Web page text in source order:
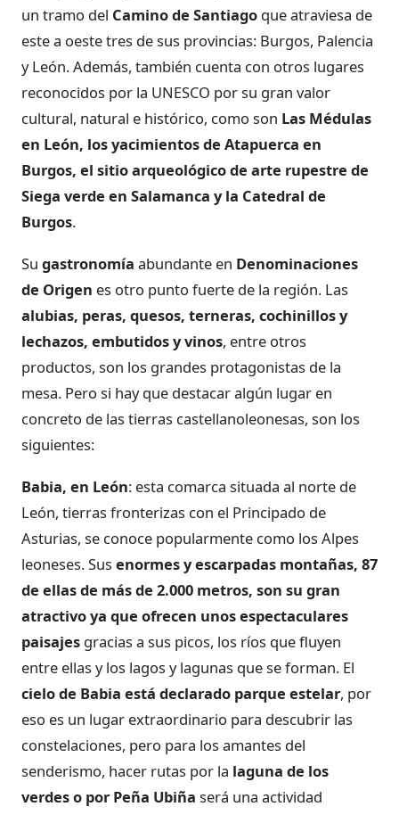
un tramo del Camino de Santiago que atraviesa de
este a oeste tres de sus provincias: Burgos, Palencia
y León. Además, también cuenta con otros lugares
reconocidos por la UNESCO por su gran valor
cultural, natural e histórico, como son Las Médulas
en León, los yacimientos de Atapuerca en
Burgos, el sitio arqueológico de arte rupestre de
Siega verde en Salamanca y la Catedral de
Burgos.
Su gastronomía abundante en Denominaciones
de Origen es otro punto fuerte de la región. Las
alubias, peras, quesos, terneras, cochinillos y
lechazos, embutidos y vinos, entre otros
productos, son los grandes protagonistas de la
mesa. Pero si hay que destacar algún lugar en
concreto de las tierras castellanoleonesas, son los
siguientes:
Babia, en León: esta comarca situada al norte de
León, tierras fronterizas con el Principado de
Asturias, se conoce popularmente como los Alpes
leoneses. Susenormes y escarpadas montañas, 87
de ellas de más de 2.000 metros, son su gran
atractivo ya que ofrecen unos espectaculares
paisajes gracias a sus picos, los ríos que fluyen
entre ellas y los lagos y lagunas que se forman. El
cielo de Babia está declarado parque estelar, por
eso es un lugar extraordinario para descubrir las
constelaciones, pero para los amantes del
senderismo, hacer rutas por la laguna de los
verdes o por Peña Ubiña será una actividad